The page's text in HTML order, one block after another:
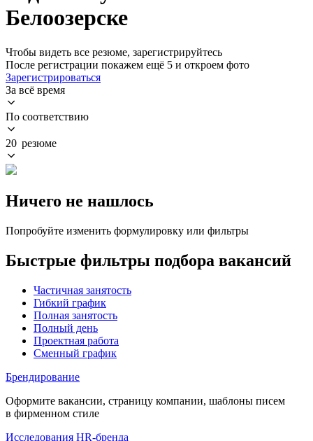
Белоозерске
Чтобы видеть все резюме, зарегистрируйтесь
После регистрации покажем ещё 5 и откроем фото
Зарегистрироваться
За всё время
По соответствию
20 резюме
Ничего не нашлось
Попробуйте изменить формулировку или фильтры
Быстрые фильтры подбора вакансий
Частичная занятость
Гибкий график
Полная занятость
Полный день
Проектная работа
Сменный график
Брендирование
Оформите вакансии, страницу компании, шаблоны писем
в фирменном стиле
Исследования HR-бренда